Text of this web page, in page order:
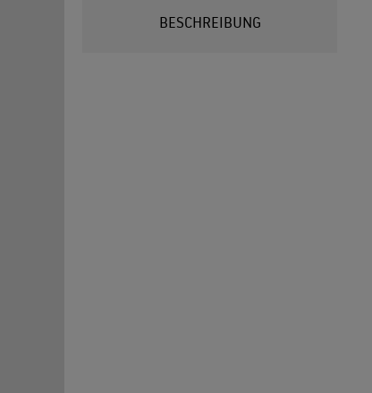
BESCHREIBUNG